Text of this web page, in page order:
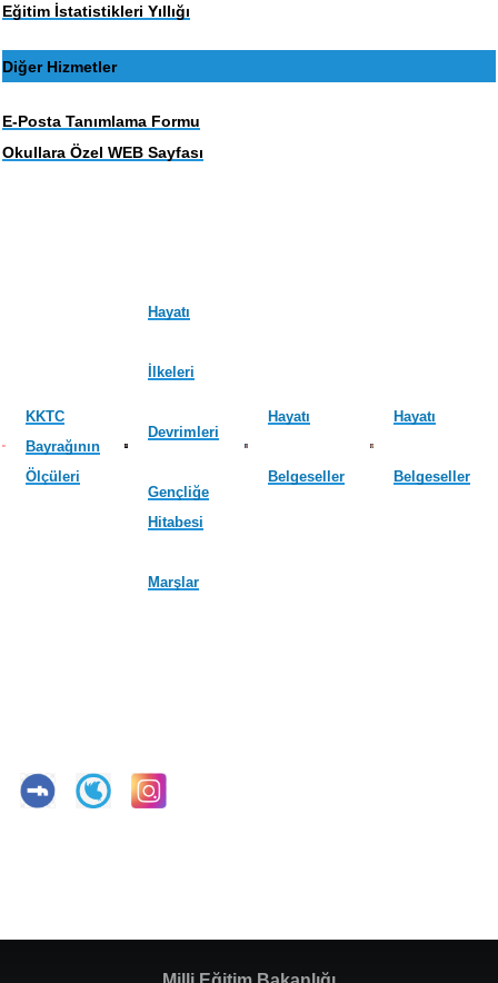
Eğitim İstatistikleri Yıllığı
Diğer Hizmetler
E-Posta Tanımlama Formu
Okullara Özel WEB Sayfası
KKTC
Bayrağının
Ölçüleri
Hayatı
İlkeleri
Devrimleri
Gençliğe
Hitabesi
Marşlar
Hayatı
Belgeseller
Hayatı
Belgeseller